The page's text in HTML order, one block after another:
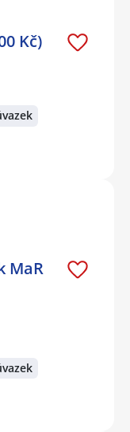
Kč)
MaR